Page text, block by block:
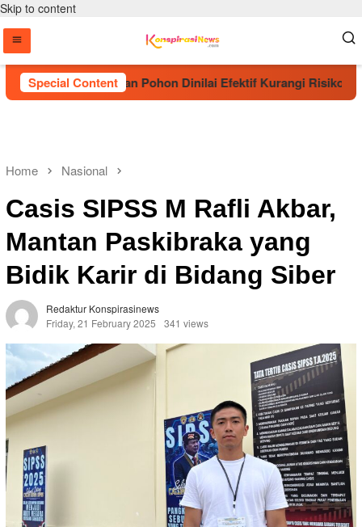
Skip to content
Special Content
Penanaman Pohon Dinilai Efektif Kurangi Risiko Karhutla
Home Nasional
Casis SIPSS M Rafli Akbar,
Mantan Paskibraka yang
Bidik Karir di Bidang Siber
Redaktur Konspirasinews
Friday, 21 February 2025
341 views